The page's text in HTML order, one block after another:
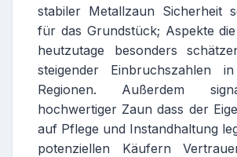
stabiler Metallzaun Sicherheit
für das Grundstück; Aspekte
heutzutage besonders
steigender Einbruchszahlen
Regionen. Außerdem
hochwertiger Zaun dass der
auf Pflege und Instandhaltung
potenziellen Käufern